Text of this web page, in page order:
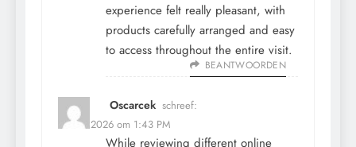
experience felt really pleasant, with
products carefully arranged and easy
to access throughout the entire visit.
BEANTWOORDEN
Oscarcek schreef:
12 mei 2026 om 1:43 PM
While reviewing different online